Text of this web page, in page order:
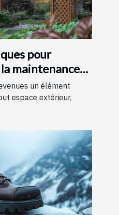
pour
maintenance
un élément
espace extérieur,